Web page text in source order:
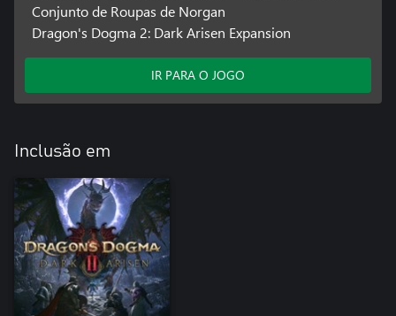
Conjunto de Roupas de Norgan
Dragon's Dogma 2: Dark Arisen Expansion
IR PARA O JOGO
Inclusão em